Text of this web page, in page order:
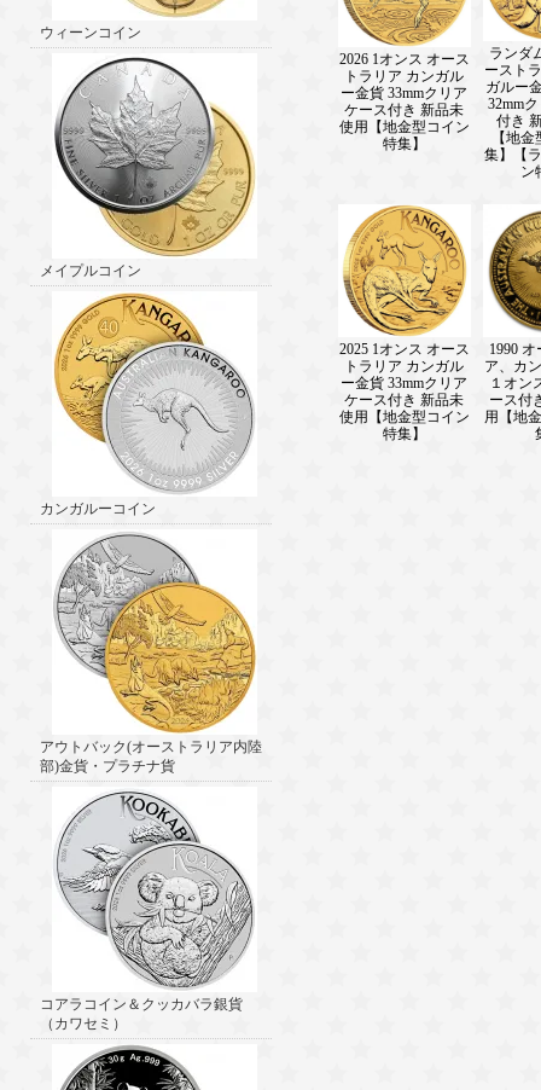
ウィーンコイン
メイプルコイン
カンガルーコイン
アウトバック(オーストラリア内陸
部)金貨・プラチナ貨
コアラコイン＆クッカバラ銀貨
（カワセミ）
2026 1オンス オース
トラリア カンガル
ー金貨 33mmクリア
ケース付き 新品未
使用【地金型コイン
特集】
ランダ
ースト
ガルー
32mm
付き
【地
集】【
ン
2025 1オンス オース
トラリア カンガル
ー金貨 33mmクリア
ケース付き 新品未
使用【地金型コイン
特集】
1990
ア、カ
１オン
ース付
用【地